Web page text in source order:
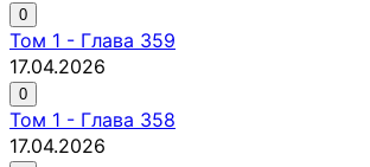
0
Том 1 - Глава 359
17.04.2026
0
Том 1 - Глава 358
17.04.2026